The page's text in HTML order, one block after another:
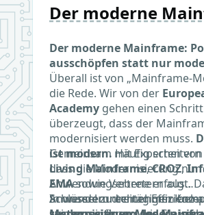
Der moderne
Der moderne Mainframe:
ausschöpfen statt nur
Überall ist von „Mainframe-
die Rede. Wir von der
Academy gehen einen
überzeugt, dass der
modernisiert werden muss.
ist modern. Häufig
dass die Modernisierung nur
Anwendungsebene erfolgt.
Schlüssel zu echter Effizienz
Gemeinsam mit Experten
Living Mainframe,CROZ,
EMAsowie Vertretern aus
Anwenderunternehmen
In unserem dreitägigen